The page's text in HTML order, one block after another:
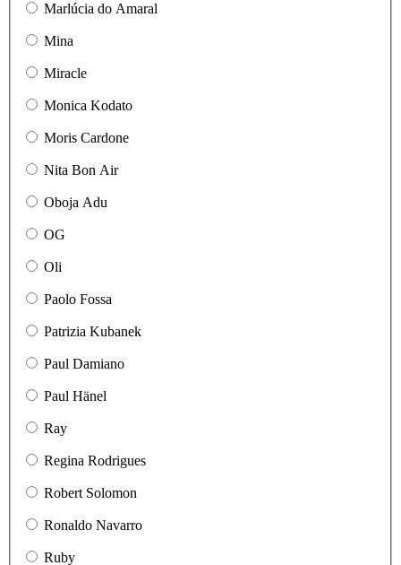
Marlúcia do Amaral
Mina
Miracle
Monica Kodato
Moris Cardone
Nita Bon Air
Oboja Adu
OG
Oli
Paolo Fossa
Patrizia Kubanek
Paul Damiano
Paul Hänel
Ray
Regina Rodrigues
Robert Solomon
Ronaldo Navarro
Ruby